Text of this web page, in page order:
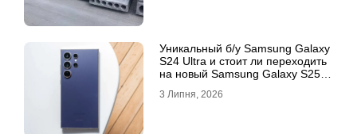
Уникальный б/у Samsung Galaxy
S24 Ultra и стоит ли переходить
на новый Samsung Galaxy S25
3 Липня, 2026